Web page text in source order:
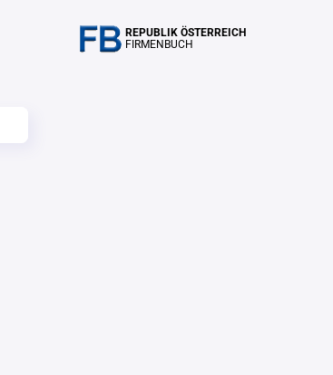
REPUBLIK ÖSTERREICH
FIRMENBUCH